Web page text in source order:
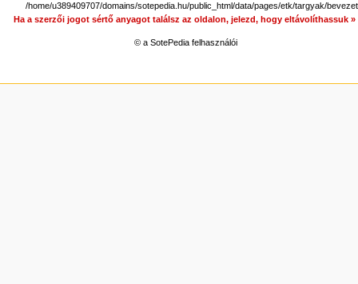
/home/u389409707/domains/sotepedia.hu/public_html/data/pages/etk/targyak/
Ha a szerzői jogot sértő anyagot találsz az oldalon, jelezd, hogy eltávolíthassuk »
© a SotePedia felhasználói